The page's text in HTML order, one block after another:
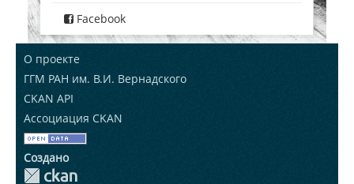
Facebook
О проекте
ГГМ РАН им. В.И. Вернадского
CKAN API
Ассоциация CKAN
Создано